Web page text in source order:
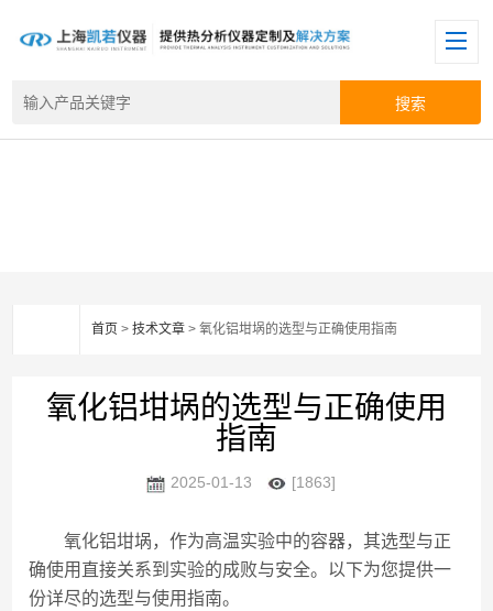
首页 >技术文章 > 氧化铝坩埚的选型与正确使用指南
氧化铝坩埚的选型与正确使用
指南
2025-01-13 [1863]
氧化铝坩埚，作为高温实验中的容器，其选型与正
确使用直接关系到实验的成败与安全。以下为您提供一
份详尽的选型与使用指南。